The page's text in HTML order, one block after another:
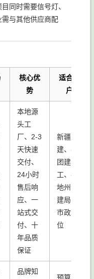
同时需要信号灯、
与其他供应商配
核心优
势
适合客
户
本地源
头工
厂、2-3
天快速
交付、
24小时
售后响
应、一
站式交
付、十
年品质
保证
新疆交
建、兵
团建
工、各
地州住
建局、
市政单
位
品牌知